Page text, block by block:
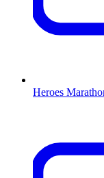
Heroes